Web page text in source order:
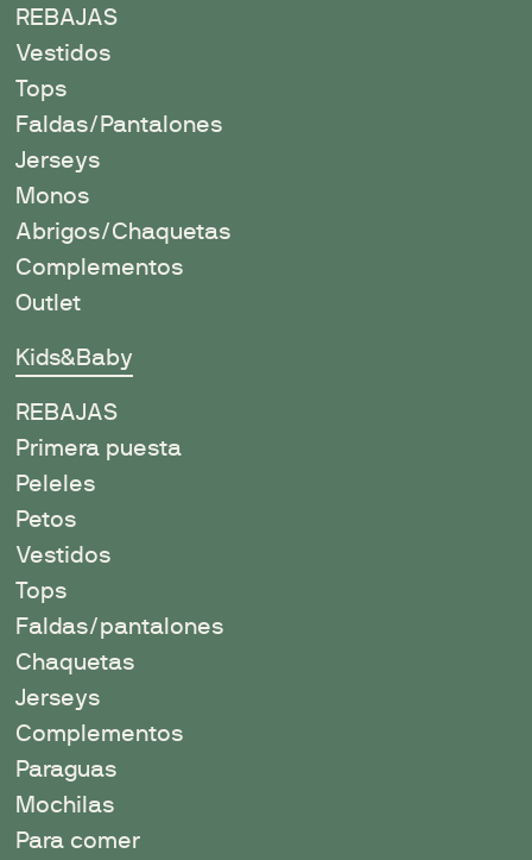
REBAJAS
Vestidos
Tops
Faldas/Pantalones
Jerseys
Monos
Abrigos/Chaquetas
Complementos
Outlet
Kids&Baby
REBAJAS
Primera puesta
Peleles
Petos
Vestidos
Tops
Faldas/pantalones
Chaquetas
Jerseys
Complementos
Paraguas
Mochilas
Para comer